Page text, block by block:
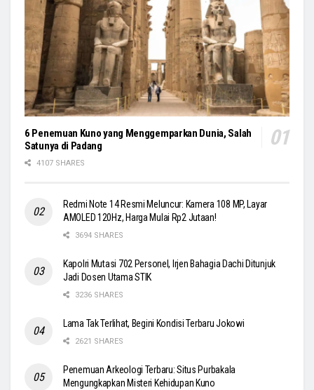
6 Penemuan Kuno yang Menggemparkan Dunia, Salah
Satunya di Padang
4107 SHARES
Redmi Note 14 Resmi Meluncur: Kamera 108 MP, Layar
AMOLED 120Hz, Harga Mulai Rp2 Jutaan!
3694 SHARES
Kapolri Mutasi 702 Personel, Irjen Bahagia Dachi Ditunjuk
Jadi Dosen Utama STIK
3236 SHARES
Lama Tak Terlihat, Begini Kondisi Terbaru Jokowi
2621 SHARES
Penemuan Arkeologi Terbaru: Situs Purbakala
Mengungkapkan Misteri Kehidupan Kuno